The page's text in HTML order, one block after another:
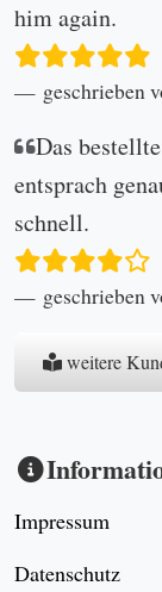
him again.
geschrieben
Das
entsprach
schnell.
geschrieben
weitere
Impressum
Datenschutz